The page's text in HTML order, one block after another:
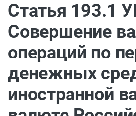
Статья 193.1
Совершение
операций по
денежных
иностранной